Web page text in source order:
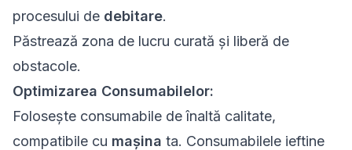
procesului de debitare.
Păstrează zona de lucru curată și liberă de
obstacole.
Optimizarea Consumabilelor:
Folosește consumabile de înaltă calitate,
compatibile cu mașina ta. Consumabilele ieftine